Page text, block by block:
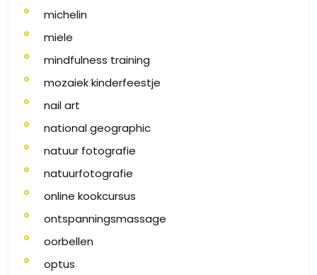
michelin
miele
mindfulness training
mozaiek kinderfeestje
nail art
national geographic
natuur fotografie
natuurfotografie
online kookcursus
ontspanningsmassage
oorbellen
optus